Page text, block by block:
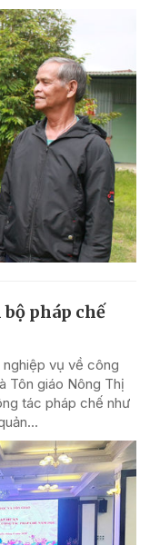
pháp chế
vụ về công
Tôn giáo Nông Thị
tác pháp chế như